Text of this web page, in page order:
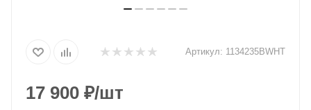
Артикул: 1134235BWHT
17 900 ₽/шт